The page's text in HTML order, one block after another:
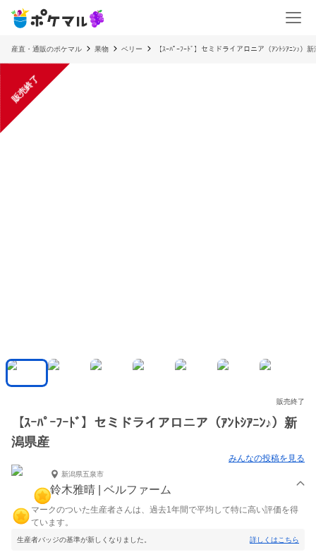
産直・通販のポケマル 果物 ベリー 【ｽｰﾊﾟｰﾌｰﾄﾞ】セミドライアロニア（ｱﾝﾄｼｱﾆﾝ♪）
販売終了
販売終了
【ｽｰﾊﾟｰﾌｰﾄﾞ】セミドライアロニア（ｱﾝﾄｼｱﾆﾝ♪）新
潟県産
みんなの投稿を見る
新潟県五泉市
鈴木雅晴 | ベルファーム
マークのついた生産者さんは、過去1年間で平均して特に高い評価を得
ています。
生産者バッジの基準が新しくなりました。 詳しくはこちら